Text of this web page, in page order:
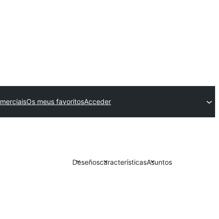
Os meus favoritosAcceder
DeseñoscaracterísticasAsuntos